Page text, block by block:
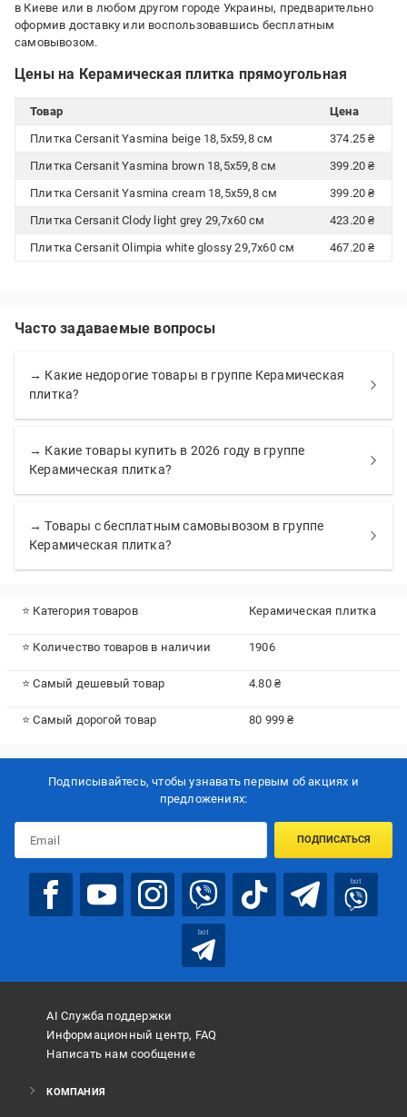
в Киеве или в любом другом городе Украины, предварительно
оформив доставку или воспользовавшись бесплатным
самовывозом.
Цены на Керамическая плитка прямоугольная
Товар
Цена
Плитка Cersanit Yasmina beige 18,5х59,8 см
374.25 ₴
Плитка Cersanit Yasmina brown 18,5х59,8 см
399.20 ₴
Плитка Cersanit Yasmina cream 18,5х59,8 см
399.20 ₴
Плитка Cersanit Clody light grey 29,7x60 см
423.20 ₴
Плитка Cersanit Olimpia white glossy 29,7x60 см
467.20 ₴
Часто задаваемые вопросы
→ Какие недорогие товары в группе Керамическая
плитка?
→ Какие товары купить в 2026 году в группе
Керамическая плитка?
→ Товары с бесплатным самовывозом в группе
Керамическая плитка?
⭐ Категория товаров Керамическая плитка
⭐ Количество товаров в наличии 1906
⭐ Самый дешевый товар 4.80 ₴
⭐ Самый дорогой товар 80 999 ₴
Подписывайтесь, чтобы узнавать первым об акцияx и
предложениях:
ПОДПИСАТЬСЯ
bot
bot
AI Служба поддержки
Информационный центр, FAQ
Написать нам сообщение
КОМПАНИЯ